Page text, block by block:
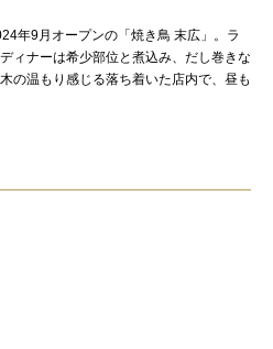
年9月オープンの「焼き鳥 末広」。ラ
ィナーは希少部位と煮込み、だし巻きな
の温もり感じる落ち着いた店内で、昼も